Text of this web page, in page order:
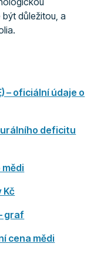
důležitou, a
– oficiální údaje o
deficitu
Kč
graf
cena mědi